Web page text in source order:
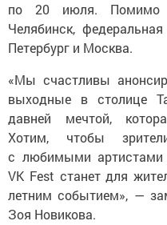
по 20 июля. Помимо
Челябинск,
Петербург и Москва.
«Мы счастливы
выходные в столице
давней мечтой,
Хотим, чтобы
с любимыми артистами
VK Fest станет для
летним событием», —
Зоя Новикова.